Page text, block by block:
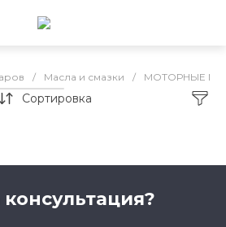
/ Масла и смазки / МОТОРНЫЕ
Сортировка